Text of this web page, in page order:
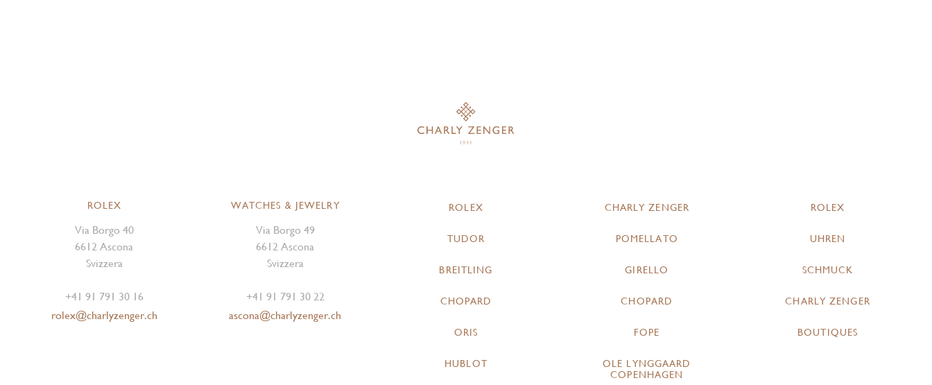
ROLEX
Via Borgo 40
6612 Ascona
Svizzera
+41 91 791 30 16
rolex@charlyzenger.ch
WATCHES & JEWELRY
Via Borgo 49
6612 Ascona
Svizzera
+41 91 791 30 22
ascona@charlyzenger.ch
ROLEX
TUDOR
BREITLING
CHOPARD
ORIS
HUBLOT
CHARLY ZENGER
POMELLATO
GIRELLO
CHOPARD
FOPE
OLE LYNGGAARD
COPENHAGEN
ROLEX
UHREN
SCHMUCK
CHARLY ZENGER
BOUTIQUES